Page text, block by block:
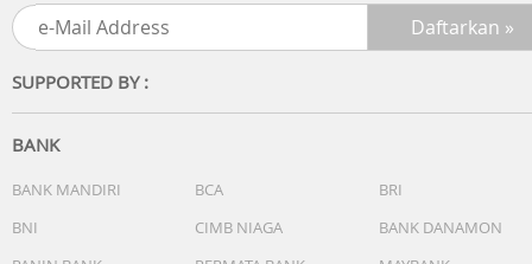
SUPPORTED BY :
BANK
BANK MANDIRI BCA
BRI
BNI
CIMB NIAGA
BANK DANAMON